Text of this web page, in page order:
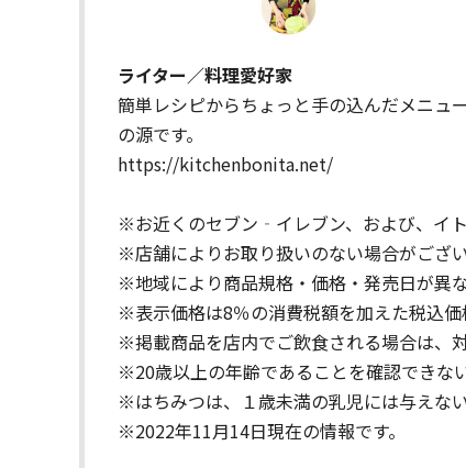
ライター／料理愛好家
簡単レシピからちょっと手の込んだメニュ
の源です。
https://kitchenbonita.net/
※お近くのセブン‐イレブン、および、イ
※店舗によりお取り扱いのない場合がござい
※地域により商品規格・価格・発売日が異
※表示価格は8％の消費税額を加えた税込価
※掲載商品を店内でご飲食される場合は、
※20歳以上の年齢であることを確認できな
※はちみつは、１歳未満の乳児には与えな
※2022年11月14日現在の情報です。